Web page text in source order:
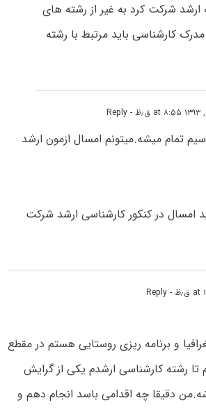
ارشد شرکت کرد به غیر از رشته های
کارشناسی باید مرتبط با رشته
- Reply
کارشناسیم تمام میشه.میتونم امسال ازمون ارشد
امسال در کنکور کارشناسی ارشد شرکت
- Reply
و برنامه ریزی روستایی هستم در مقطع
تا رشته کارشناسی ارشدم یکی از گرایش
دقیقا چه اقدامی باسد انجام دهم و